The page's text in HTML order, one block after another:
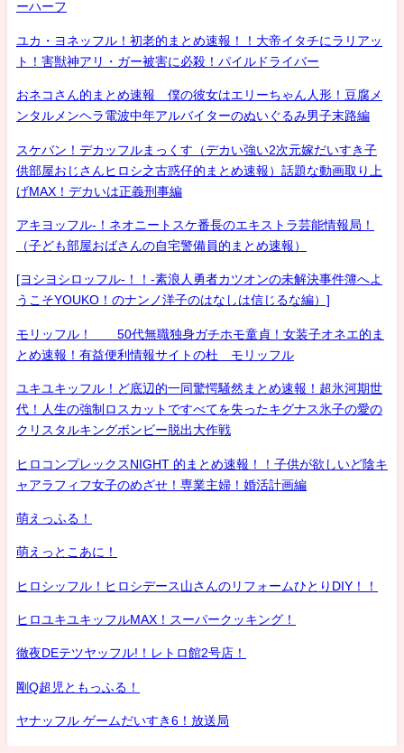
ーハーフ
ユカ・ヨネッフル！初老的まとめ速報！！大帝イタチにラリアッ
ト！害獣神アリ・ガー被害に必殺！パイルドライバー
おネコさん的まとめ速報 僕の彼女はエリーちゃん人形！豆腐メ
ンタルメンヘラ電波中年アルバイターのぬいぐるみ男子末路編
スケバン！デカッフルまっくす（デカい強い2次元嫁だいすき子
供部屋おじさんヒロシ之古惑仔的まとめ速報）話題な動画取り上
げMAX！デカいは正義刑事編
アキヨッフル-！ネオニートスケ番長のエキストラ芸能情報局！
（子ども部屋おばさんの自宅警備員的まとめ速報）
[ヨシヨシロッフル-！！-素浪人勇者カツオンの未解決事件簿へよ
うこそYOUKO！のナンノ洋子のはなしは信じるな編）]
モリッフル！ 50代無職独身ガチホモ童貞！女装子オネエ的ま
とめ速報！有益便利情報サイトの杜 モリッフル
ユキユキッフル！ど底辺的一同驚愕騒然まとめ速報！超氷河期世
代！人生の強制ロスカットですべてを失ったキグナス氷子の愛の
クリスタルキングボンビー脱出大作戦
ヒロコンプレックスNIGHT 的まとめ速報！！子供が欲しいど陰キ
ャアラフィフ女子のめざせ！専業主婦！婚活計画編
萌えっふる！
萌えっとこあに！
ヒロシッフル！ヒロシデース山さんのリフォームひとりDIY！！
ヒロユキユキッフルMAX！スーパークッキング！
徹夜DEテツヤッフル!！レトロ館2号店！
剛Q超児ともっふる！
ヤナッフル ゲームだいすき6！放送局